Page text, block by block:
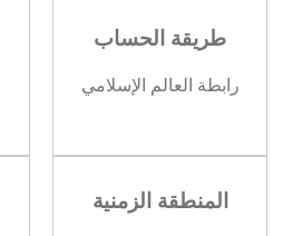
طريقة الحساب
رابطة العالم الإسلامي
المنطقة الزمنية